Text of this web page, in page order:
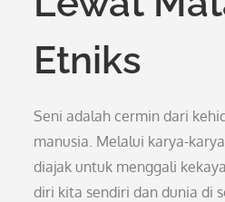
Etniks
Seni adalah cermin dari
manusia. Melalui karya-
diajak untuk menggali
diri kita sendiri dan dunia di